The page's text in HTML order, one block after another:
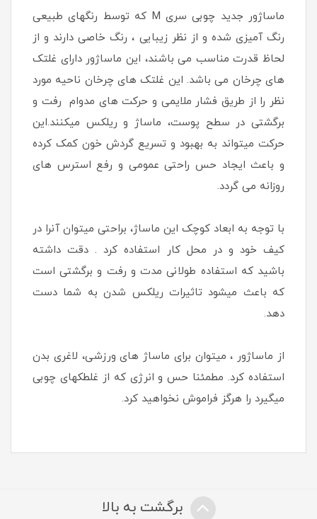
ماساژور جدید چوبی سری M که توسط رنگهای طبیعی
رنگ آمیزی شده و از نظر زیبایی ، رنگ خاصی دارند و از
لحاظ قدرت مناسب می باشند، این ماساژور دارای غلتک
های چرخان می باشد. این غلتک های چرخان ناحیه مورد
نظر را از طریق فشار ملایمی و حرکت های مدوام رفت و
برگشتی در سطح پوست، ماساژ و ریلکس میکنند.این
حرکت میتواند به بهبود و تسریع گردش خون کمک کرده
و باعث ایجاد حس راحتی عمومی و رفع استرس های
روزانه می گردد.
با توجه به ابعاد کوچک این ماساژ، براحتی میتوان آنرا در
کیف خود و در محل کار استفاده کرد . دقت داشته
باشید که استفاده طولانی مدت و رفت و برگشتی است
که باعث میشود تاثیرات ریلکس شدن به شما دست
دهد.
از ماساژور ، میتوان برای ماساژ های ورزشی، لاغری بدن
استفاده کرد. مطمئنا حس و انرژی که از غلطکهای چوبی
میگیرد را هرگز فراموش نخواهید کرد.
برگشت به بالا